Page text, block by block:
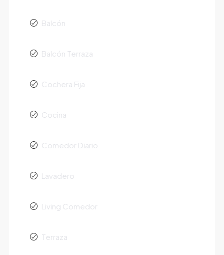
Balcón
Balcón Terraza
Cochera Fija
Cocina
Comedor Diario
Lavadero
Living Comedor
Terraza